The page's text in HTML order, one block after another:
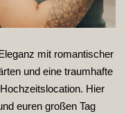
mit romantischer
und eine traumhafte
Hier
euren großen Tag